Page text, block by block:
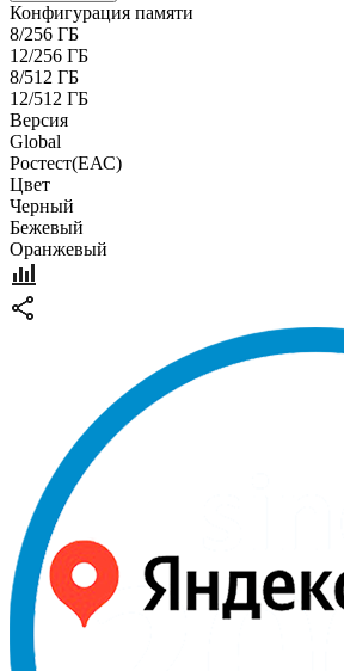
Конфигурация памяти
8/256 ГБ
12/256 ГБ
8/512 ГБ
12/512 ГБ
Версия
Global
Pостест(ЕАС)
Цвет
Черный
Бежевый
Оранжевый